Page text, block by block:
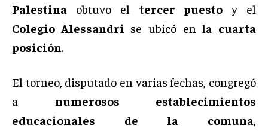
Palestina obtuvo el tercer puestoy el
Colegio Alessandri se ubicó en la cuarta
posición.
El torneo, disputado en varias fechas, congregó
a numerosos establecimientos
educacionales de la comuna,